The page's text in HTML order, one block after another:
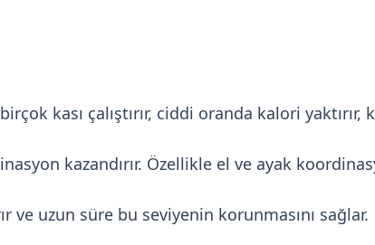
kası çalıştırır, ciddi oranda kalori yaktırır,
kazandırır. Özellikle el ve ayak
ve uzun süre bu seviyenin korunmasını sağlar.